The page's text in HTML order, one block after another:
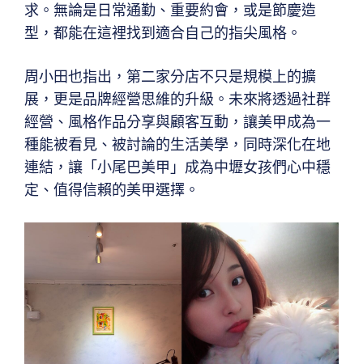
求。無論是日常通勤、重要約會，或是節慶造
型，都能在這裡找到適合自己的指尖風格。
周小田也指出，第二家分店不只是規模上的擴
展，更是品牌經營思維的升級。未來將透過社群
經營、風格作品分享與顧客互動，讓美甲成為一
種能被看見、被討論的生活美學，同時深化在地
連結，讓「小尾巴美甲」成為中壢女孩們心中穩
定、值得信賴的美甲選擇。